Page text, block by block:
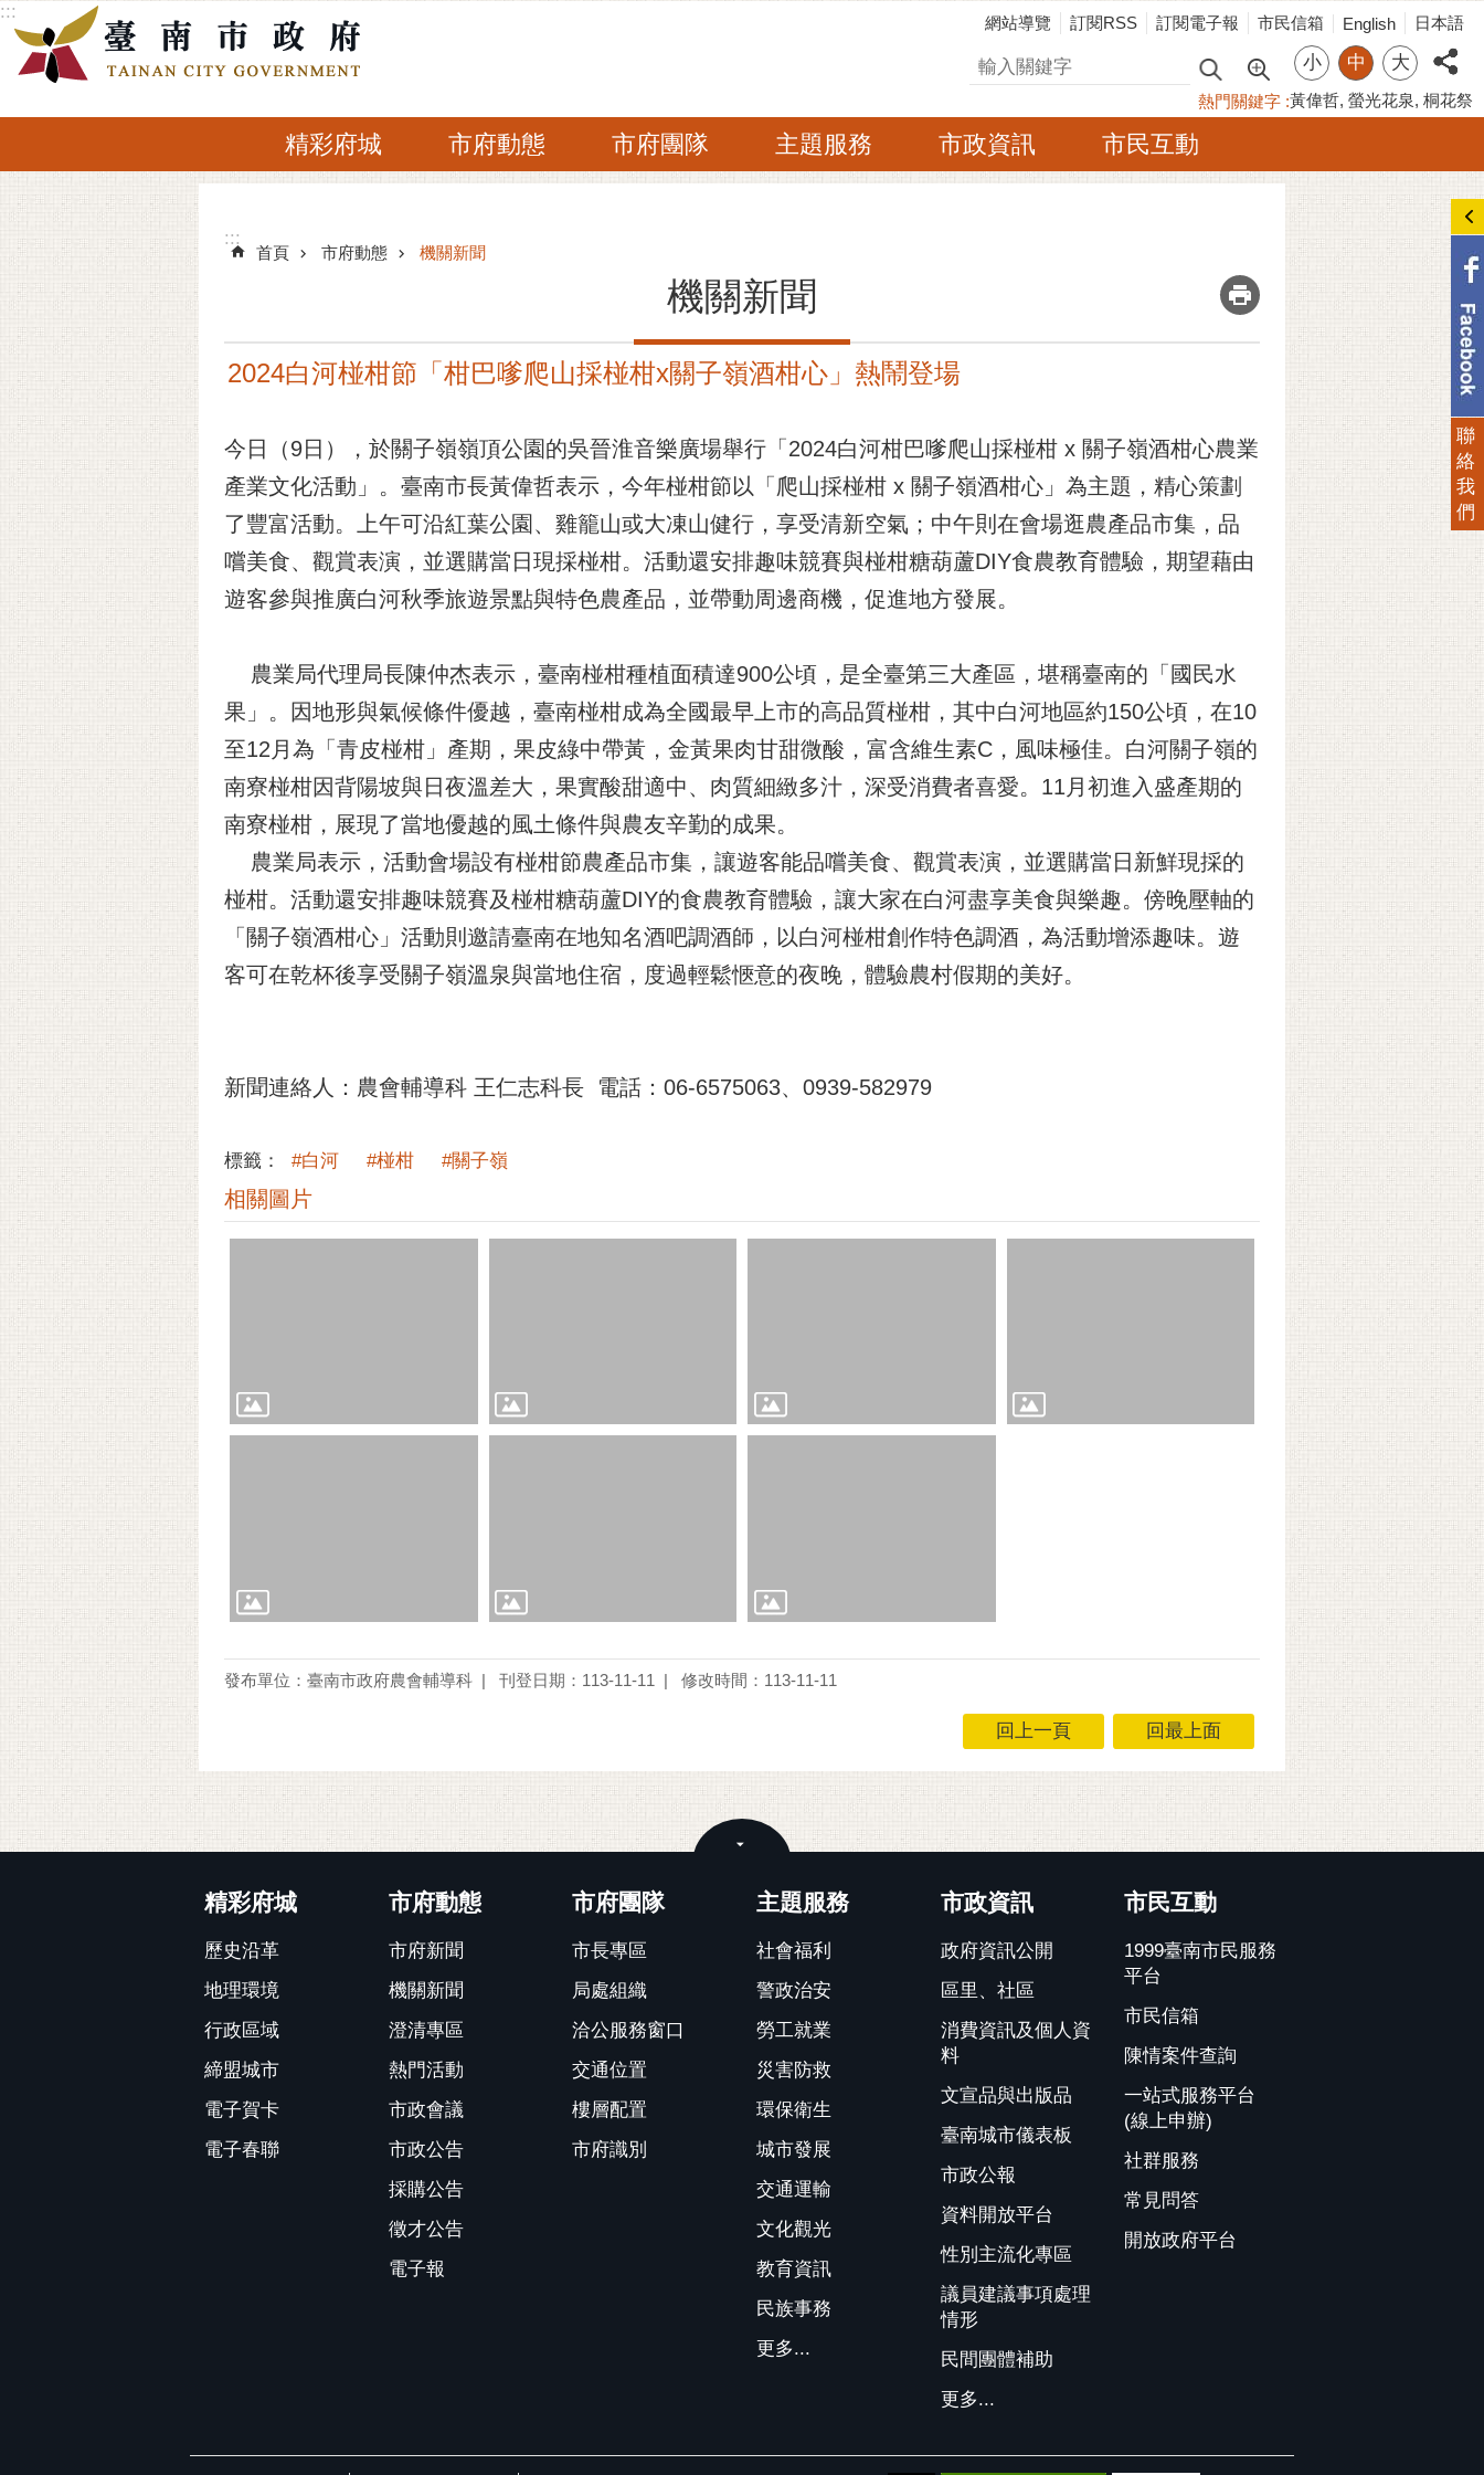
跳到主要內容區塊
:::
網站導覽 訂閱RSS 訂閱電子報 市民信箱 English 日本語
搜尋 小 中 大
熱門關鍵字 黃偉哲 螢光花泉 桐花祭
精彩府城 市府動態 市府團隊 主題服務 市政資訊 市民互動
:::
:::
首頁 市府動態 機關新聞
機關新聞 _
2024白河椪柑節「柑巴嗲爬山採椪柑x關子嶺酒柑心」熱鬧登場
今日（9日），於關子嶺嶺頂公園的吳晉淮音樂廣場舉行「2024白河柑巴嗲爬山採椪柑 x 關子嶺酒柑心農業
產業文化活動」。臺南市長黃偉哲表示，今年椪柑節以「爬山採椪柑 x 關子嶺酒柑心」為主題，精心策劃
了豐富活動。上午可沿紅葉公園、雞籠山或大凍山健行，享受清新空氣；中午則在會場逛農產品市集，品
嚐美食、觀賞表演，並選購當日現採椪柑。活動還安排趣味競賽與椪柑糖葫蘆DIY食農教育體驗，期望藉由
遊客參與推廣白河秋季旅遊景點與特色農產品，並帶動周邊商機，促進地方發展。
農業局代理局長陳仲杰表示，臺南椪柑種植面積達900公頃，是全臺第三大產區，堪稱臺南的「國民水
果」。因地形與氣候條件優越，臺南椪柑成為全國最早上市的高品質椪柑，其中白河地區約150公頃，在10
至12月為「青皮椪柑」產期，果皮綠中帶黃，金黃果肉甘甜微酸，富含維生素C，風味極佳。白河關子嶺的
南寮椪柑因背陽坡與日夜溫差大，果實酸甜適中、肉質細緻多汁，深受消費者喜愛。11月初進入盛產期的
南寮椪柑，展現了當地優越的風土條件與農友辛勤的成果。
農業局表示，活動會場設有椪柑節農產品市集，讓遊客能品嚐美食、觀賞表演，並選購當日新鮮現採的
椪柑。活動還安排趣味競賽及椪柑糖葫蘆DIY的食農教育體驗，讓大家在白河盡享美食與樂趣。傍晚壓軸的
「關子嶺酒柑心」活動則邀請臺南在地知名酒吧調酒師，以白河椪柑創作特色調酒，為活動增添趣味。遊
客可在乾杯後享受關子嶺溫泉與當地住宿，度過輕鬆愜意的夜晚，體驗農村假期的美好。
新聞連絡人：農會輔導科 王仁志科長 電話：06-6575063、0939-582979
標籤： #白河 #椪柑 #關子嶺
相關圖片
發布單位：臺南市政府農會輔導科 刊登日期：113-11-11 修改時間：113-11-11
回上一頁 回最上面
精彩府城
歷史沿革
地理環境
行政區域
締盟城市
電子賀卡
電子春聯
市府動態
市府新聞
機關新聞
澄清專區
熱門活動
市政會議
市政公告
採購公告
徵才公告
電子報
市府團隊
市長專區
局處組織
洽公服務窗口
交通位置
樓層配置
市府識別
主題服務
社會福利
警政治安
勞工就業
災害防救
環保衛生
城市發展
交通運輸
文化觀光
教育資訊
民族事務
更多...
市政資訊
政府資訊公開
區里、社區
消費資訊及個人資
料
文宣品與出版品
臺南城市儀表板
市政公報
資料開放平台
性別主流化專區
議員建議事項處理
情形
民間團體補助
更多...
市民互動
1999臺南市民服務
平台
市民信箱
陳情案件查詢
一站式服務平台
(線上申辦)
社群服務
常見問答
開放政府平台
聯
絡
我
們